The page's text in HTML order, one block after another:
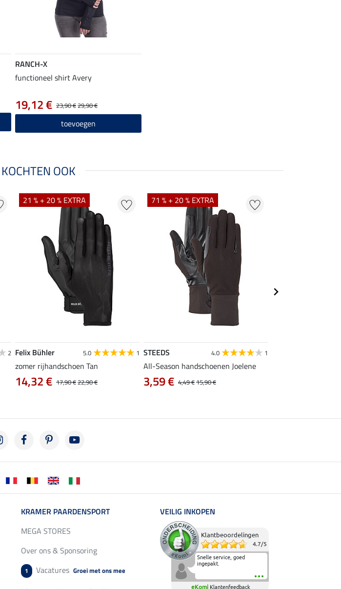
RANCH-X
functioneel shirt Avery
23,90 €29,90 €
19,12 €
toevoegen
OOK
2
21 % + 20 % EXTRA
Felix Bühler 5.0 1
zomer rijhandschoen Tan
17,90 €22,90 €
14,32 €
71 % + 20 % EXTRA
STEEDS 4.0 1
All-Season handschoenen Joelene
4,49 €15,90 €
3,59 €
KRAMER PAARDENSPORT
MEGA STORES
Over ons & Sponsoring
1 Vacatures Groei met ons mee
VEILIG INKOPEN
Klantbeoordelingen
4.7/5
Snelle service, goed
ingepakt.
eKomi Klantenfeedback